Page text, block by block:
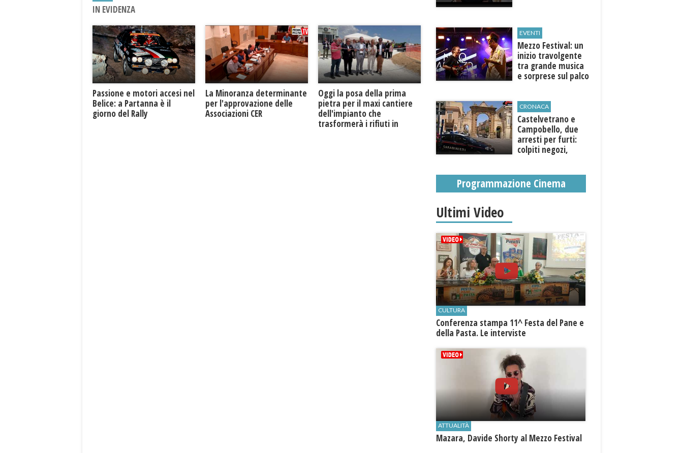
IN EVIDENZA
Passione e motori accesi nel
Belice: a Partanna è il
giorno del Rally
La Minoranza determinante
per l'approvazione delle
Associazioni CER
Oggi la posa della prima
pietra per il maxi cantiere
dell'impianto che
trasformerà i rifiuti in
EVENTI
Mezzo Festival: un
inizio travolgente
tra grande musica
e sorprese sul palco
CRONACA
Castelvetrano e
Campobello, due
arresti per furti:
colpiti negozi,
Programmazione Cinema
Ultimi Video
CULTURA
Conferenza stampa 11^ Festa del Pane e
della Pasta. Le interviste
ATTUALITÀ
Mazara, Davide Shorty al Mezzo Festival